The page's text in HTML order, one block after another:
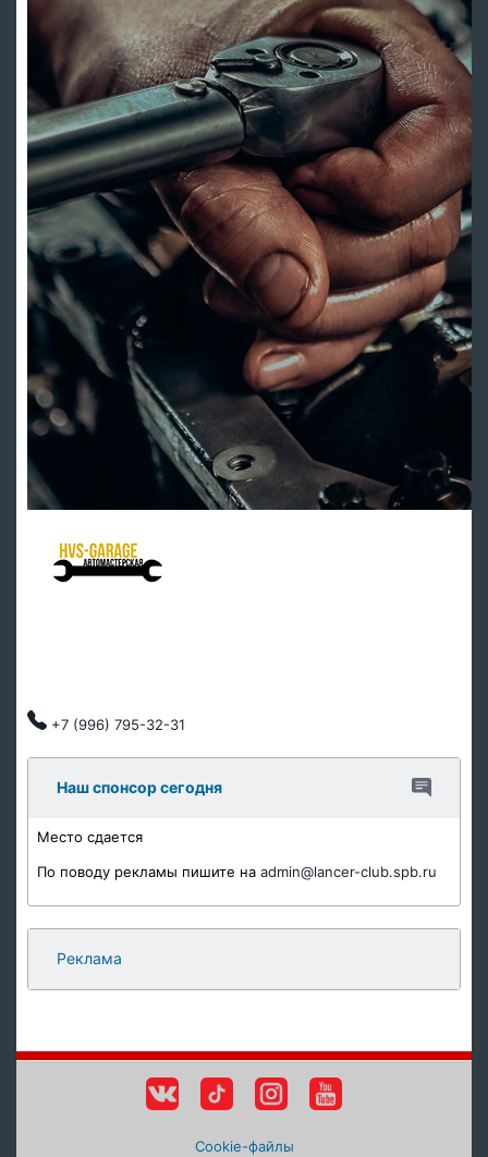
+7 (996) 795-32-31
Наш спонсор сегодня
Место сдается
По поводу рекламы пишите на admin@lancer-club.spb.ru
Реклама
Cookie-файлы